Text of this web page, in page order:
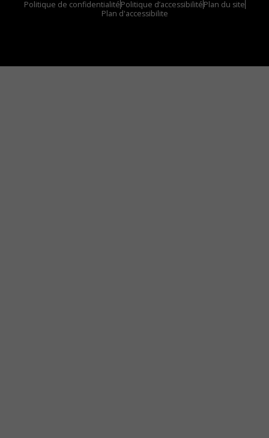
Politique de confidentialitéPolitique d’accessibilitéPlan du site
Plan d'accessibilite